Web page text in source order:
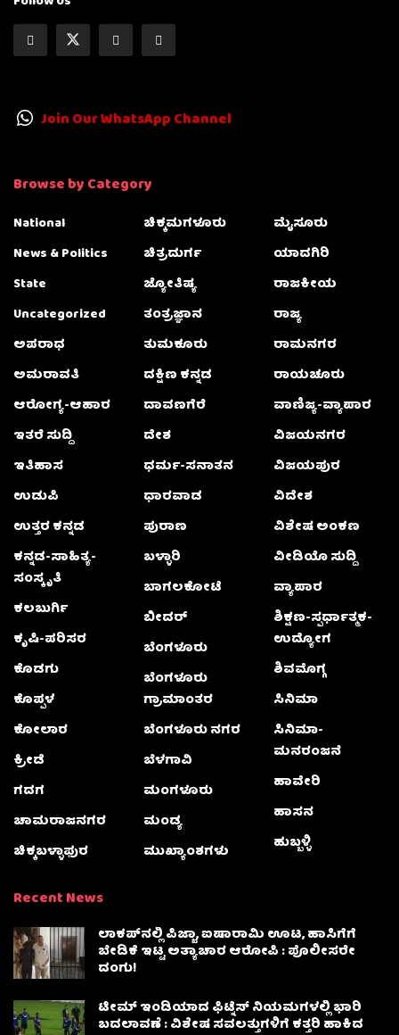
Join Our WhatsApp Channel
Browse by Category
National
News & Politics
State
Uncategorized
ಅಪರಾಧ
ಅಮರಾವತಿ
ಆರೋಗ್ಯ-ಆಹಾರ
ಇತರೆ ಸುದ್ದಿ
ಇತಿಹಾಸ
ಉಡುಪಿ
ಉತ್ತರ ಕನ್ನಡ
ಕನ್ನಡ-ಸಾಹಿತ್ಯ-
ಸಂಸ್ಕೃತಿ
ಕಲಬುರ್ಗಿ
ಕೃಷಿ-ಪರಿಸರ
ಕೊಡಗು
ಕೊಪ್ಪಳ
ಕೋಲಾರ
ಕ್ರೀಡೆ
ಗದಗ
ಚಾಮರಾಜನಗರ
ಚಿಕ್ಕಬಳ್ಳಾಫುರ
ಚಿಕ್ಕಮಗಳೂರು
ಚಿತ್ರದುರ್ಗ
ಜ್ಯೋತಿಷ್ಯ
ತಂತ್ರಜ್ಞಾನ
ತುಮಕೂರು
ದಕ್ಷಿಣ ಕನ್ನಡ
ದಾವಣಗೆರೆ
ದೇಶ
ಧರ್ಮ-ಸನಾತನ
ಧಾರವಾಡ
ಪುರಾಣ
ಬಳ್ಳಾರಿ
ಬಾಗಲಕೋಟೆ
ಬೀದರ್
ಬೆಂಗಳೂರು
ಬೆಂಗಳೂರು
ಗ್ರಾಮಾಂತರ
ಬೆಂಗಳೂರು ನಗರ
ಬೆಳಗಾವಿ
ಮಂಗಳೂರು
ಮಂಡ್ಯ
ಮುಖ್ಯಾಂಶಗಳು
ಮೈಸೂರು
ಯಾದಗಿರಿ
ರಾಜಕೀಯ
ರಾಜ್ಯ
ರಾಮನಗರ
ರಾಯಚೂರು
ವಾಣಿಜ್ಯ-ವ್ಯಾಪಾರ
ವಿಜಯನಗರ
ವಿಜಯಪುರ
ವಿದೇಶ
ವಿಶೇಷ ಅಂಕಣ
ವೀಡಿಯೊ ಸುದ್ದಿ
ವ್ಯಾಪಾರ
ಶಿಕ್ಷಣ-ಸ್ಪರ್ಧಾತ್ಮಕ-
ಉದ್ಯೋಗ
ಶಿವಮೊಗ್ಗ
ಸಿನಿಮಾ
ಸಿನಿಮಾ-
ಮನರಂಜನೆ
ಹಾವೇರಿ
ಹಾಸನ
ಹುಬ್ಬಳ್ಳಿ
Recent News
ಲಾಕಪ್‌ನಲ್ಲಿ ಪಿಜ್ಜಾ, ಐಷಾರಾಮಿ ಊಟ, ಹಾಸಿಗೆಗೆ
ಬೇಡಿಕೆ ಇಟ್ಟ ಅತ್ಯಾಚಾರ ಆರೋಪಿ : ಪೊಲೀಸರೇ
ದಂಗು!
ಟೀಮ್ ಇಂಡಿಯಾದ ಫಿಟ್ನೆಸ್ ನಿಯಮಗಳಲ್ಲಿ ಭಾರಿ
ಬದಲಾವಣೆ : ವಿಶೇಷ ಸವಲತ್ತುಗಳಿಗೆ ಕತ್ತರಿ ಹಾಕಿದ